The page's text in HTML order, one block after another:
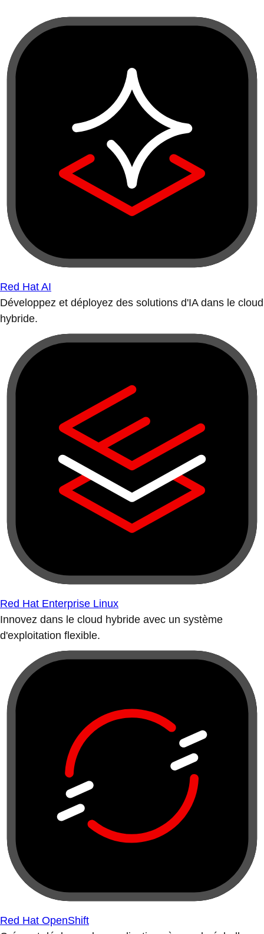
Red Hat AI
Développez et déployez des solutions d'IA dans le cloud
hybride.
Red Hat Enterprise Linux
Innovez dans le cloud hybride avec un système
d'exploitation flexible.
Red Hat OpenShift